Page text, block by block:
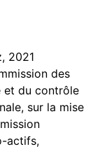
2021
des
et du contrôle
sur la mise
actifs,